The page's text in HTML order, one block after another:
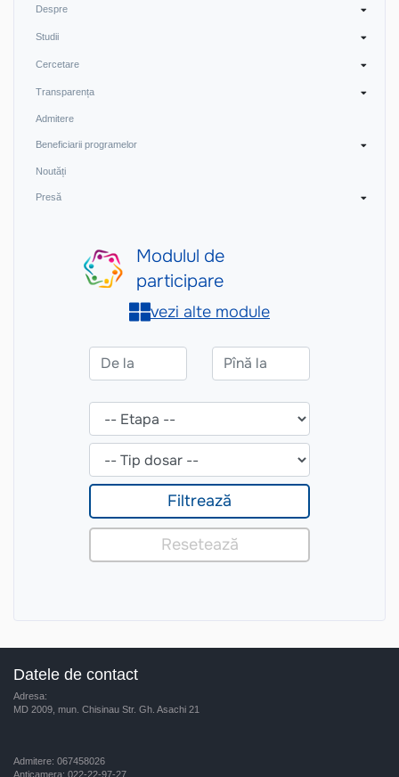
Despre
Studii
Cercetare
Transparența
Admitere
Beneficiarii programelor
Noutăți
Presă
Datele de contact
Adresa:
MD 2009, mun. Chisinau Str. Gh. Asachi 21
Admitere: 067458026
Anticamera: 022-22-97-27